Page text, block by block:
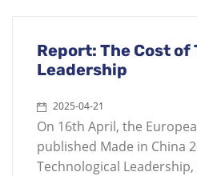
Report: The Cost
Leadership
2025-04-21
On 16th April, the
published Made in China
Technological